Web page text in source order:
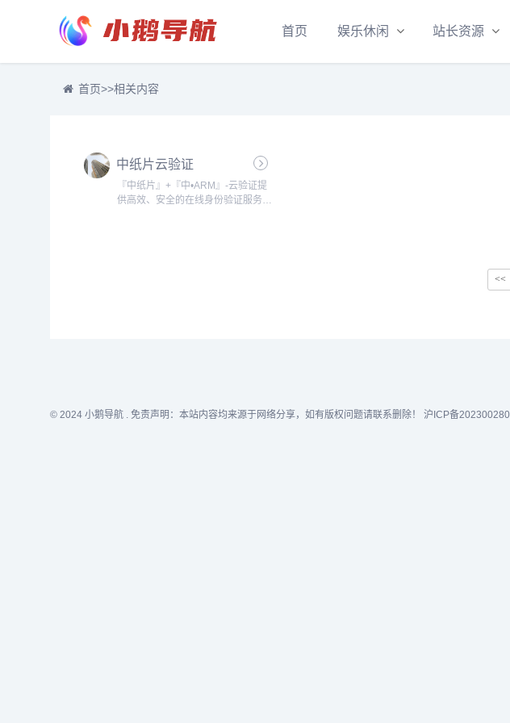
首页 娱乐休闲 站长资源
首页>>相关内容
中纸片云验证
『中纸片』+『中•ARM』-云验证提
供高效、安全的在线身份验证服务。
<<
© 2024 小鹅导航 . 免责声明：本站内容均来源于网络分享，如有版权问题请联系删除！ 沪ICP备